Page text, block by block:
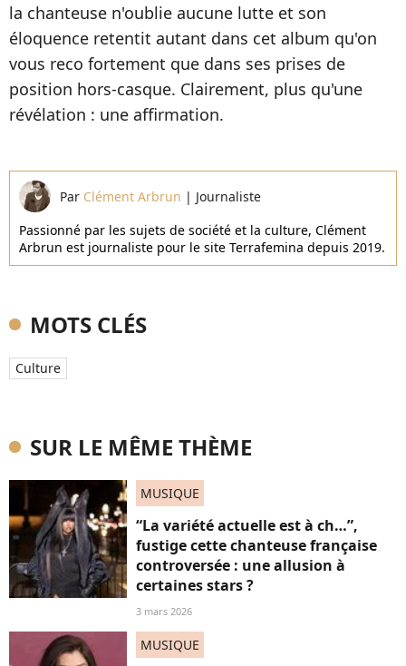
la chanteuse n'oublie aucune lutte et son
éloquence retentit autant dans cet album qu'on
vous reco fortement que dans ses prises de
position hors-casque. Clairement, plus qu'une
révélation : une affirmation.
Par Clément Arbrun | Journaliste
Passionné par les sujets de société et la culture, Clément
Arbrun est journaliste pour le site Terrafemina depuis 2019.
MOTS CLÉS
Culture
SUR LE MÊME THÈME
MUSIQUE
“La variété actuelle est à ch…”,
fustige cette chanteuse française
controversée : une allusion à
certaines stars ?
3 mars 2026
MUSIQUE